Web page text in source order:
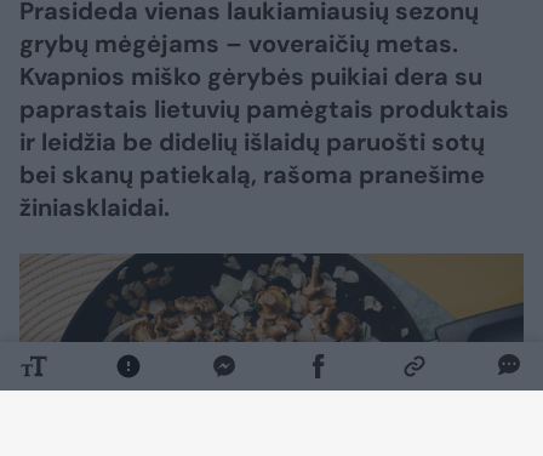
Prasideda vienas laukiamiausių sezonų
grybų mėgėjams – voveraičių metas.
Kvapnios miško gėrybės puikiai dera su
paprastais lietuvių pamėgtais produktais
ir leidžia be didelių išlaidų paruošti sotų
bei skanų patiekalą, rašoma pranešime
žiniasklaidai.